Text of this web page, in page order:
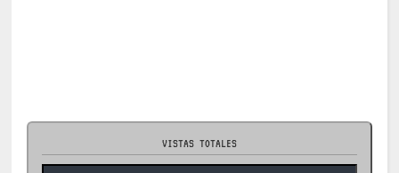
VISTAS TOTALES